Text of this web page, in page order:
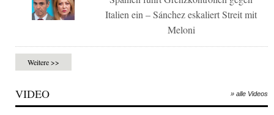
Italien ein – Sánchez eskaliert Streit mit
Meloni
Weitere >>
VIDEO » alle Videos